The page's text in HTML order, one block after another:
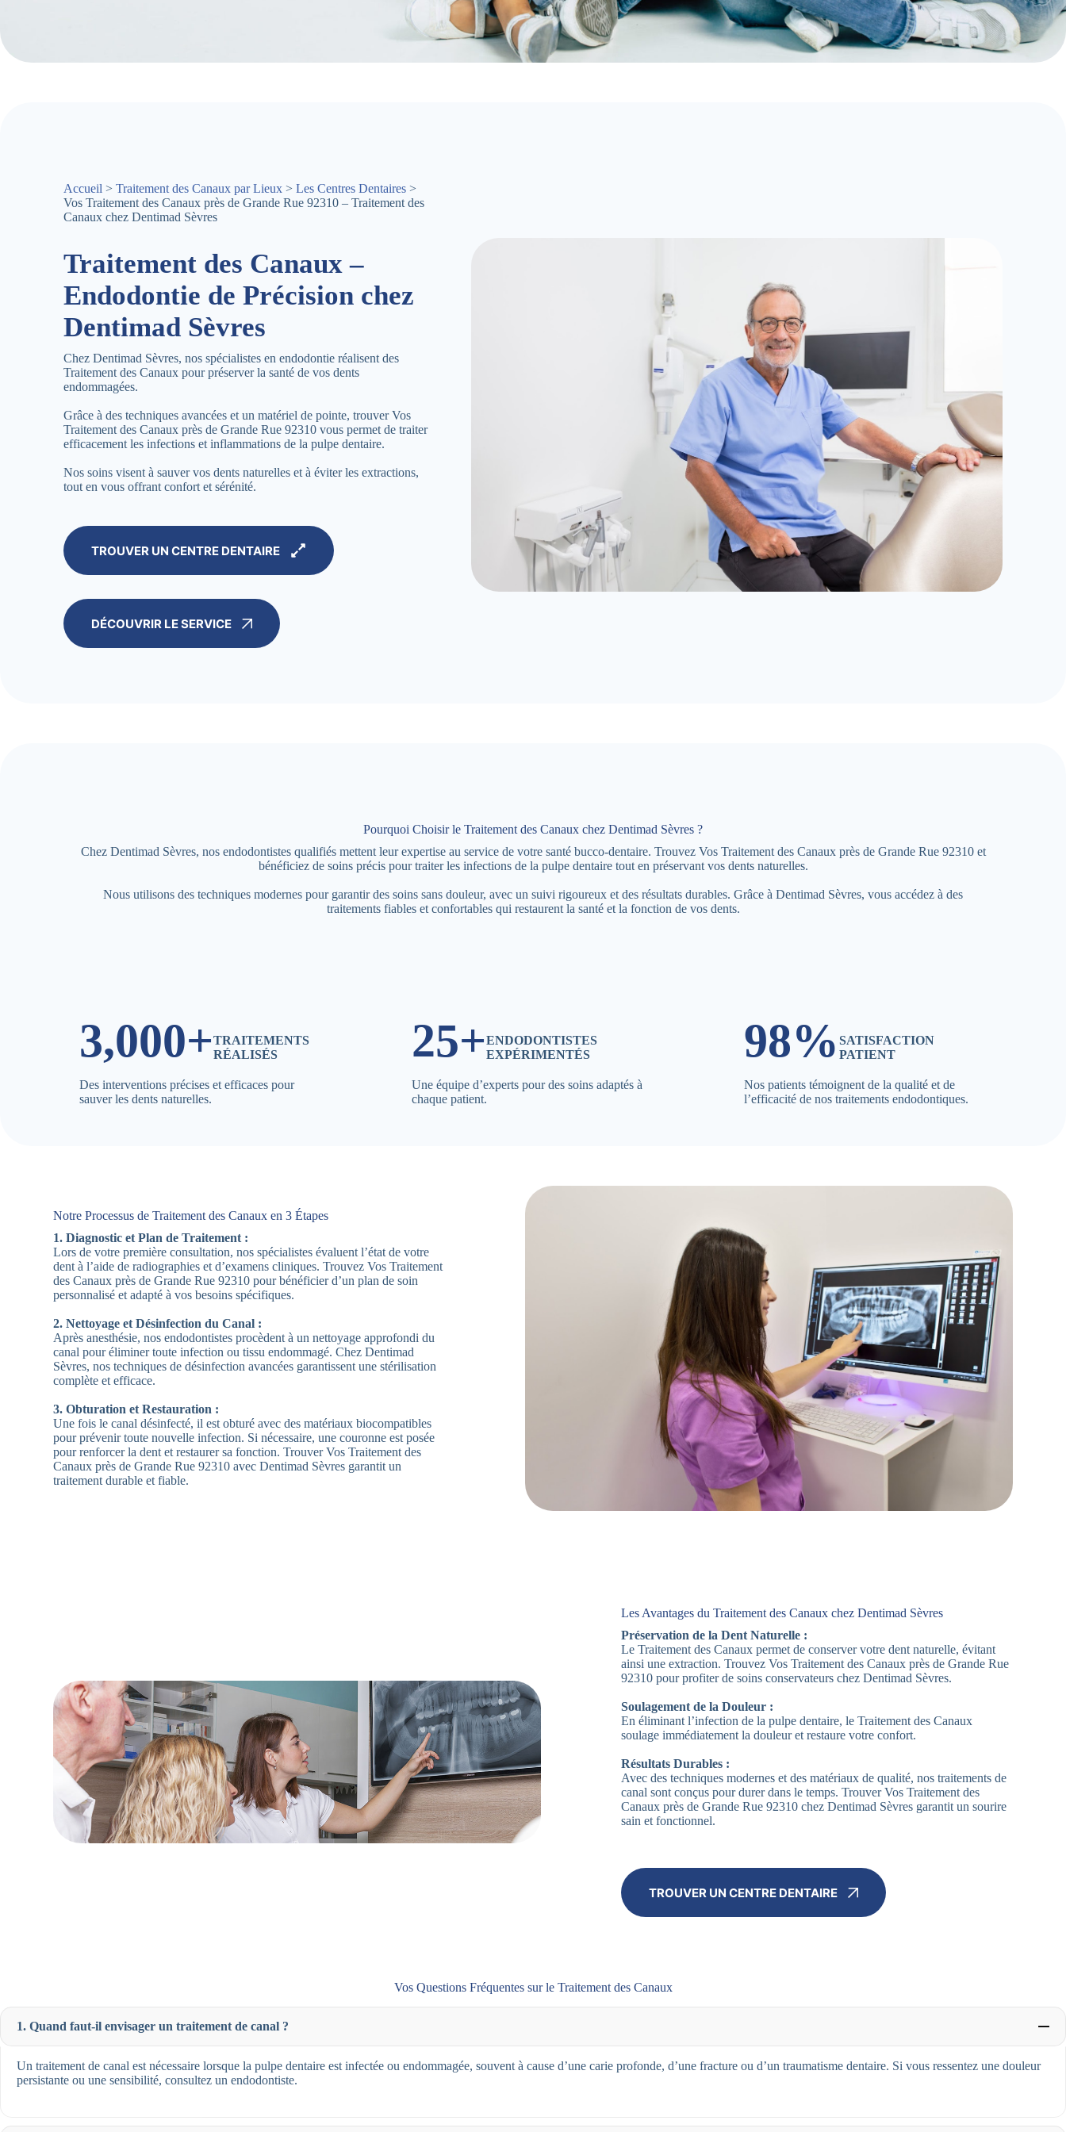
Accueil > Traitement des Canaux par Lieux > Les Centres Dentaires >
Vos Traitement des Canaux près de Grande Rue 92310 – Traitement des
Canaux chez Dentimad Sèvres
Traitement des Canaux –
Endodontie de Précision chez
Dentimad Sèvres
Chez Dentimad Sèvres, nos spécialistes en endodontie réalisent des
Traitement des Canaux pour préserver la santé de vos dents
endommagées.
Grâce à des techniques avancées et un matériel de pointe, trouver Vos
Traitement des Canaux près de Grande Rue 92310 vous permet de traiter
efficacement les infections et inflammations de la pulpe dentaire.
Nos soins visent à sauver vos dents naturelles et à éviter les extractions,
tout en vous offrant confort et sérénité.
TROUVER UN CENTRE DENTAIRE
DÉCOUVRIR LE SERVICE
Pourquoi Choisir le Traitement des Canaux chez Dentimad Sèvres ?
Chez Dentimad Sèvres, nos endodontistes qualifiés mettent leur expertise au service de votre santé bucco-dentaire. Trouvez Vos Traitement des Canaux près de Grande Rue 92310 et
bénéficiez de soins précis pour traiter les infections de la pulpe dentaire tout en préservant vos dents naturelles.
Nous utilisons des techniques modernes pour garantir des soins sans douleur, avec un suivi rigoureux et des résultats durables. Grâce à Dentimad Sèvres, vous accédez à des
traitements fiables et confortables qui restaurent la santé et la fonction de vos dents.
3,000+TRAITEMENTS
RÉALISÉS
Des interventions précises et efficaces pour
sauver les dents naturelles.
25+ENDODONTISTES
EXPÉRIMENTÉS
Une équipe d’experts pour des soins adaptés à
chaque patient.
98% SATISFACTION
PATIENT
Nos patients témoignent de la qualité et de
l’efficacité de nos traitements endodontiques.
Notre Processus de Traitement des Canaux en 3 Étapes
1. Diagnostic et Plan de Traitement :
Lors de votre première consultation, nos spécialistes évaluent l’état de votre
dent à l’aide de radiographies et d’examens cliniques. Trouvez Vos Traitement
des Canaux près de Grande Rue 92310 pour bénéficier d’un plan de soin
personnalisé et adapté à vos besoins spécifiques.
2. Nettoyage et Désinfection du Canal :
Après anesthésie, nos endodontistes procèdent à un nettoyage approfondi du
canal pour éliminer toute infection ou tissu endommagé. Chez Dentimad
Sèvres, nos techniques de désinfection avancées garantissent une stérilisation
complète et efficace.
3. Obturation et Restauration :
Une fois le canal désinfecté, il est obturé avec des matériaux biocompatibles
pour prévenir toute nouvelle infection. Si nécessaire, une couronne est posée
pour renforcer la dent et restaurer sa fonction. Trouver Vos Traitement des
Canaux près de Grande Rue 92310 avec Dentimad Sèvres garantit un
traitement durable et fiable.
Les Avantages du Traitement des Canaux chez Dentimad Sèvres
Préservation de la Dent Naturelle :
Le Traitement des Canaux permet de conserver votre dent naturelle, évitant
ainsi une extraction. Trouvez Vos Traitement des Canaux près de Grande Rue
92310 pour profiter de soins conservateurs chez Dentimad Sèvres.
Soulagement de la Douleur :
En éliminant l’infection de la pulpe dentaire, le Traitement des Canaux
soulage immédiatement la douleur et restaure votre confort.
Résultats Durables :
Avec des techniques modernes et des matériaux de qualité, nos traitements de
canal sont conçus pour durer dans le temps. Trouver Vos Traitement des
Canaux près de Grande Rue 92310 chez Dentimad Sèvres garantit un sourire
sain et fonctionnel.
TROUVER UN CENTRE DENTAIRE
Vos Questions Fréquentes sur le Traitement des Canaux
1. Quand faut-il envisager un traitement de canal ?
Un traitement de canal est nécessaire lorsque la pulpe dentaire est infectée ou endommagée, souvent à cause d’une carie profonde, d’une fracture ou d’un traumatisme dentaire. Si vous ressentez une douleur
persistante ou une sensibilité, consultez un endodontiste.